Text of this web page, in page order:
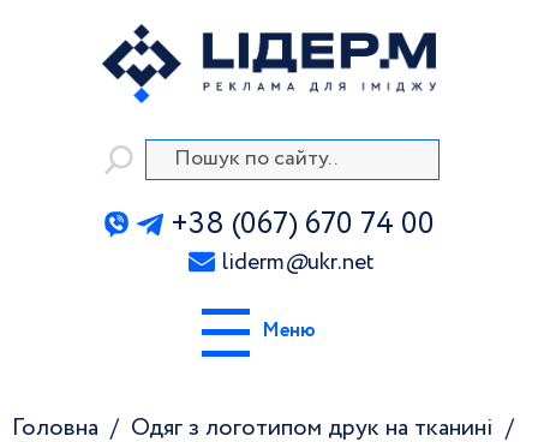
+38 (067) 670 74 00
liderm@ukr.net
Меню
Головна
Одяг з логотипом друк на тканині